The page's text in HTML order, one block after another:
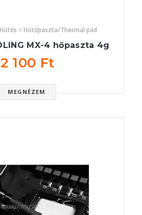
> Hűtőpaszta/Thermal pad
MX-4 hőpaszta 4g
2 100 Ft
MEGNÉZEM